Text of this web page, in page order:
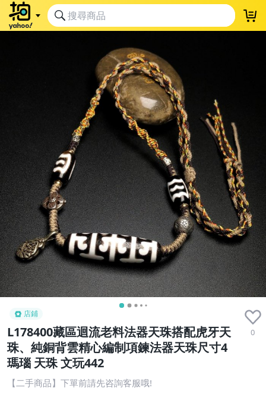
店鋪
L178400藏區迴流老料法器天珠搭配虎牙天
珠、純銅背雲精心編制項鍊法器天珠尺寸4
瑪瑙 天珠 文玩442
0
【二手商品】下單前請先咨詢客服哦!